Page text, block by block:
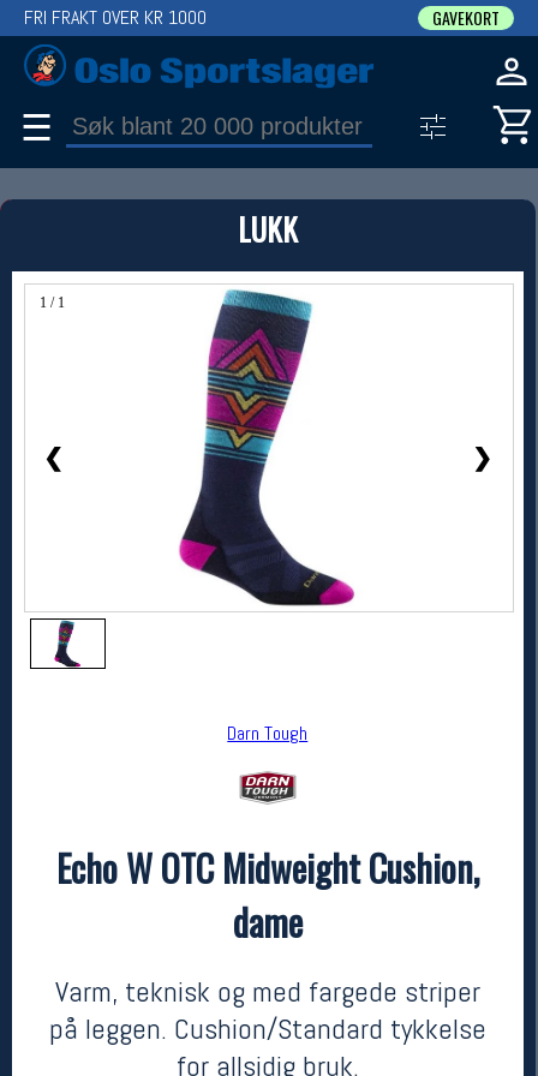
LUKK
1 / 1
❮ ❯
Darn Tough
Echo W OTC Midweight Cushion,
dame
Varm, teknisk og med fargede striper
på leggen. Cushion/Standard tykkelse
for allsidig bruk.
FRI FRAKT OVER KR 1000 GAVEKORT
☰
PRODUKT
Produkter (1)
Bruk filter til å spisse søket
Darn Tough
Echo W OTC Midweight Cushion, dame
kr 549